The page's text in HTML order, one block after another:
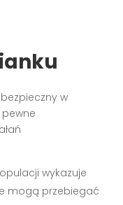
w
wykazuje
mogą przebiegać